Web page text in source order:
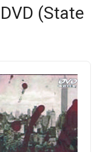
(State